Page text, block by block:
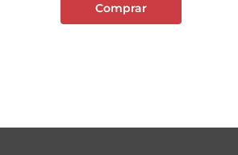
Comprar